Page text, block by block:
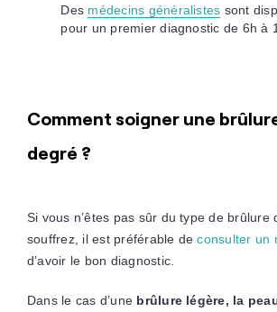
Des médecins généralistes sont
pour un premier diagnostic de 6h à
Comment soigner une
degré ?
Si vous n’êtes pas sûr du type de brûlure
souffrez, il est préférable deconsulter un
d’avoir le bon diagnostic.
Dans le cas d’une brûlure légère, la